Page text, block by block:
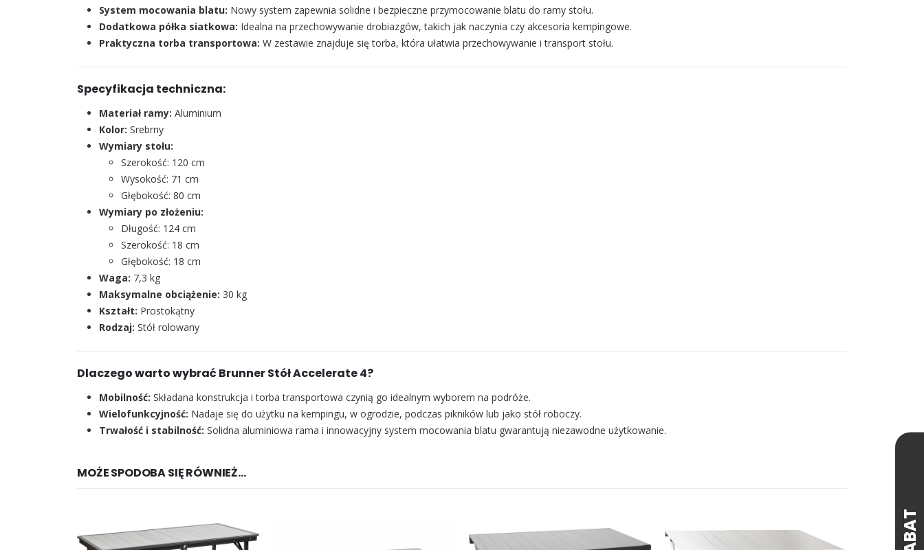
System mocowania blatu: Nowy system zapewnia solidne i bezpieczne przymocowanie blatu do ramy stołu.
Dodatkowa półka siatkowa: Idealna na przechowywanie drobiazgów, takich jak naczynia czy akcesoria kempingowe.
Praktyczna torba transportowa: W zestawie znajduje się torba, która ułatwia przechowywanie i transport stołu.
Specyfikacja techniczna:
Materiał ramy: Aluminium
Kolor: Srebrny
Wymiary stołu:
Szerokość: 120 cm
Wysokość: 71 cm
Głębokość: 80 cm
Wymiary po złożeniu:
Długość: 124 cm
Szerokość: 18 cm
Głębokość: 18 cm
Waga: 7,3 kg
Maksymalne obciążenie: 30 kg
Kształt: Prostokątny
Rodzaj: Stół rolowany
Dlaczego warto wybrać Brunner Stół Accelerate 4?
Mobilność: Składana konstrukcja i torba transportowa czynią go idealnym wyborem na podróże.
Wielofunkcyjność: Nadaje się do użytku na kempingu, w ogrodzie, podczas pikników lub jako stół roboczy.
Trwałość i stabilność: Solidna aluminiowa rama i innowacyjny system mocowania blatu gwarantują niezawodne użytkowanie.
MOŻE SPODOBA SIĘ RÓWNIEŻ…